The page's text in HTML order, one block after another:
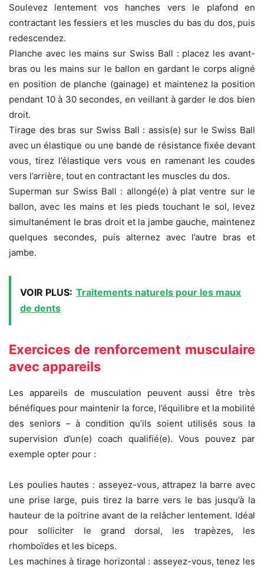
Soulevez lentement vos hanches vers le plafond en
contractant les fessiers et les muscles du bas du dos, puis
redescendez.
Planche avec les mains sur Swiss Ball : placez les avant-
bras ou les mains sur le ballon en gardant le corps aligné
en position de planche (gainage) et maintenez la position
pendant 10 à 30 secondes, en veillant à garder le dos bien
droit.
Tirage des bras sur Swiss Ball : assis(e) sur le Swiss Ball
avec un élastique ou une bande de résistance fixée devant
vous, tirez l’élastique vers vous en ramenant les coudes
vers l’arrière, tout en contractant les muscles du dos.
Superman sur Swiss Ball : allongé(e) à plat ventre sur le
ballon, avec les mains et les pieds touchant le sol, levez
simultanément le bras droit et la jambe gauche, maintenez
quelques secondes, puis alternez avec l’autre bras et
jambe.
VOIR PLUS: Traitements naturels pour les maux
de dents
Exercices de renforcement musculaire
avec appareils
Les appareils de musculation peuvent aussi être très
bénéfiques pour maintenir la force, l’équilibre et la mobilité
des seniors – à condition qu’ils soient utilisés sous la
supervision d’un(e) coach qualifié(e). Vous pouvez par
exemple opter pour :
Les poulies hautes : asseyez-vous, attrapez la barre avec
une prise large, puis tirez la barre vers le bas jusqu’à la
hauteur de la poitrine avant de la relâcher lentement. Idéal
pour solliciter le grand dorsal, les trapèzes, les
rhomboïdes et les biceps.
Les machines à tirage horizontal : asseyez-vous, tenez les